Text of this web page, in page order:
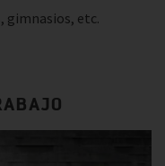
gimnasios, etc.